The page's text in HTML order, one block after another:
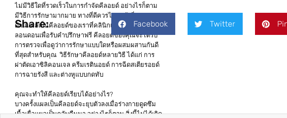
ไม่มีวิธีใดที่รวดเร็วในการกำจัดคีลอยด์ อย่างไรก็ตาม
มีวิธีการรักษามากมาย ทางที่ดีควรไปพบผู้เชี่ยวชาญ
ด้านแผลเป็นคีลอยด์ของเราที่คลินิกแผลเป็นคีลอยด์ใน
ลอนดอนเพื่อรับคำปรึกษาฟรี คีลอยด์ของคุณจะได้รับ
การตรวจเพื่อดูว่าการรักษาแบบใดหรือผสมผสานกันดี
ที่สุดสำหรับคุณ วิธีรักษาคีลอยด์หลายวิธี ได้แก่ การ
ผ่าตัดเอาซิลิคอนเจล ครีมเรตินอยด์ การฉีดสเตียรอยด์
การฉายรังสี และต่างหูแบบกดทับ
คุณจะทำให้คีลอยด์เรียบได้อย่างไร?
บางครั้งแผลเป็นคีลอยด์จะยุบตัวลงเมื่อร่างกายดูดซึม
เนื้อเยื่อแผลเป็นกลับคืนมา อย่างไรก็ตาม สิ่งนี้ไม่ได้เกิด
Share: Facebook Twitter